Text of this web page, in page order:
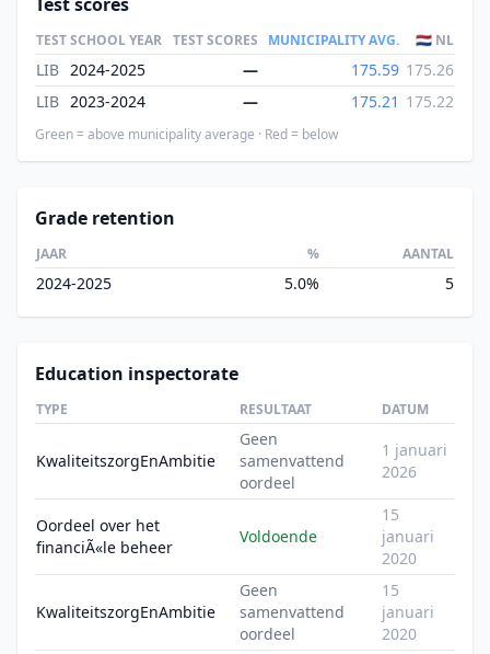
TESTSCHOOL YEAR TEST SCORES MUNICIPALITY AVG. 🇳🇱 NL
LIB 2024-2025 — 175.59 175.26
LIB 2023-2024 — 175.21 175.22
Green = above municipality average · Red = below
Grade retention
JAAR % AANTAL
2024-2025 5.0% 5
Education inspectorate
TYPE RESULTAAT DATUM
KwaliteitszorgEnAmbitie
Geen
samenvattend
oordeel
1 januari
2026
Oordeel over het
financiÃ«le beheer
Voldoende
15
januari
2020
KwaliteitszorgEnAmbitie
Geen
samenvattend
oordeel
15
januari
2020